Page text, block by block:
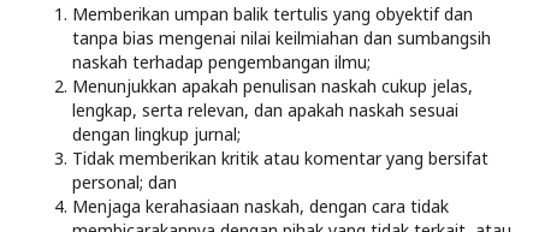
Memberikan umpan balik tertulis yang obyektif dan
tanpa bias mengenai nilai keilmiahan dan sumbangsih
naskah terhadap pengembangan ilmu;
Menunjukkan apakah penulisan naskah cukup jelas,
lengkap, serta relevan, dan apakah naskah sesuai
dengan lingkup jurnal;
Tidak memberikan kritik atau komentar yang bersifat
personal; dan
Menjaga kerahasiaan naskah, dengan cara tidak